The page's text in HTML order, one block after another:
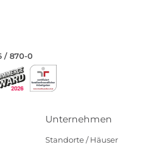
/ 870-0
Unternehmen
Standorte / Häuser